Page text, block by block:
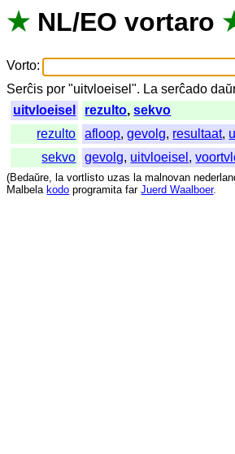
★ NL/EO vortaro
Vorto:
Serĉis por "uitvloeisel". La serĉado
uitvloeisel
rezulto,sekvo
rezulto
afloop,gevolg, resultaat,
sekvo
gevolg, uitvloeisel ,
(Bedaŭre, la vortlisto uzas la malnovan
Malbela kodo programita far Juerd Waalboer.